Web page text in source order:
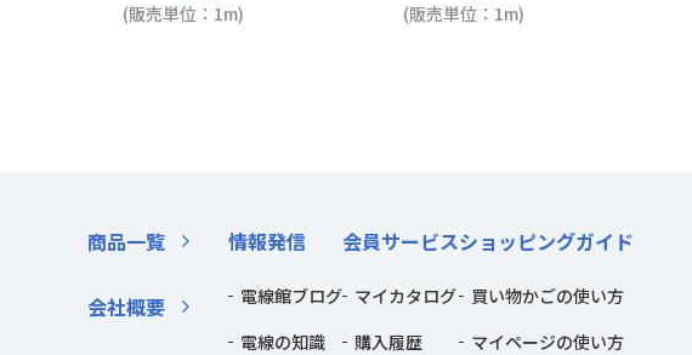
(販売単位：1m) (販売単位：1m)
商品一覧
会社概要
情報発信
電線館ブログ
電線の知識
会員サービス
マイカタログ
購入履歴
ショッピングガイド
買い物かごの使い方
マイページの使い方